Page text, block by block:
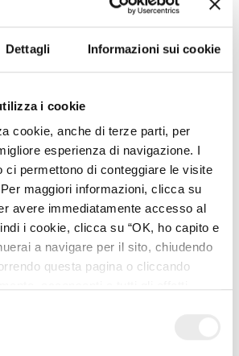
Dettagli Informazioni sui cookie
i cookie
cookie, anche di terze parti, per
esperienza di navigazione. I
ci permettono di conteggiare le visite
maggiori informazioni, clicca su
avere immediatamente accesso al
i cookie, clicca su “OK, ho capito e
a navigare per il sito, chiudendo
questa pagina o cliccando
indicate sono applicabili anche a tutti
o trasferimento di diritti reali, in
primo periodo della norma, nella
adottata dalla disposizione,
netto contrasto con l’opinione della
che, con ordinanza n.3462 dell’11
stabilito l’applicabilità dell’imposta di
del 9% alla costituzione del diritto
agricolo al fine di costruire un
effettuando un parallelo con la
del diritto di servitù,